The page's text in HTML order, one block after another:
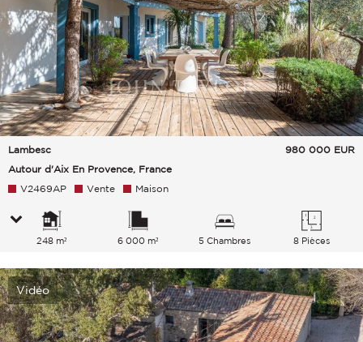
Lambesc
Autour d'Aix En Provence, France
980 000 EUR
V2469AP Vente Maison
248 m² 6 000 m² 5 Chambres 8 Pièces
Vidéo